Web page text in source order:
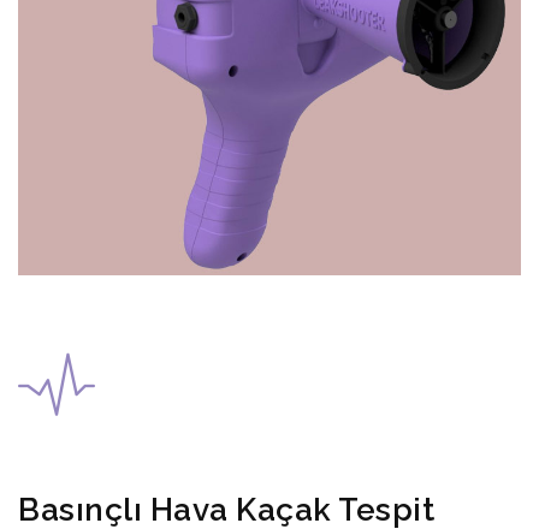
Basınçlı Hava Kaçak Tespit